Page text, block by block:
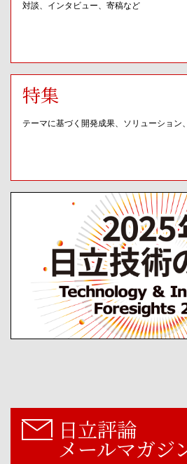
対談、インタビュー、寄稿など
特集
テーマに基づく開発成果、ソリューション
日立評論
メールマガジ